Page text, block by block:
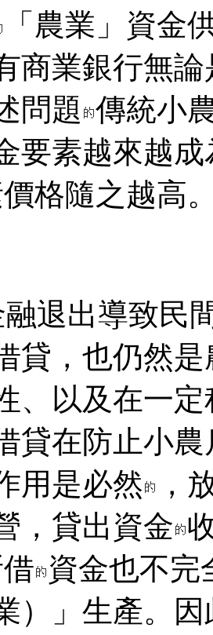
「農業」資金
商業銀行無
問題 傳統小
要素越來越
格隨之越高
退出導致民
貸，也仍然
、以及在一
貸在防止小農
用是必然
，
，貸出資金
資金也不完
）」生產。